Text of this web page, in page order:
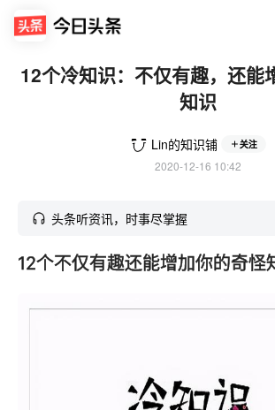
12个冷知识：不仅有趣，还能
知识
Lin的知识铺 关注
2020-12-16 10:42
头条听资讯，时事尽掌握
12个不仅有趣还能增加你的奇怪